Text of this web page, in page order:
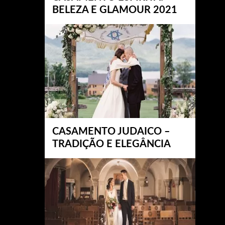
BELEZA E GLAMOUR 2021
CASAMENTO JUDAICO –
TRADIÇÃO E ELEGÂNCIA